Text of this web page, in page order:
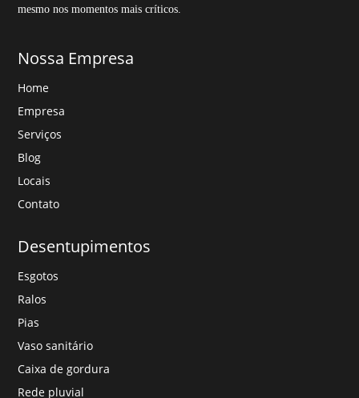
mesmo nos momentos mais críticos.
Nossa Empresa
Home
Empresa
Serviços
Blog
Locais
Contato
Desentupimentos
Esgotos
Ralos
Pias
Vaso sanitário
Caixa de gordura
Rede pluvial